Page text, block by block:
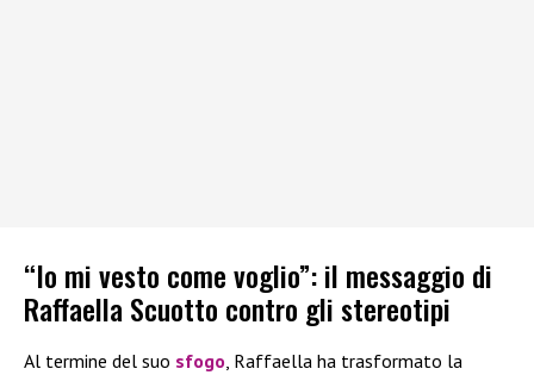
“Io mi vesto come voglio”: il messaggio di
Raffaella Scuotto contro gli stereotipi
Al termine del suo sfogo, Raffaella ha trasformato la